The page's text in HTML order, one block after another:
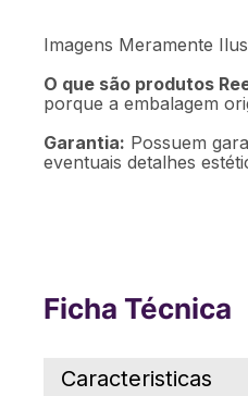
Imagens Meramente
O que são produtos
porque a embalagem
Garantia: Possuem
eventuais detalhes
Ficha Técnica
Caracteristicas